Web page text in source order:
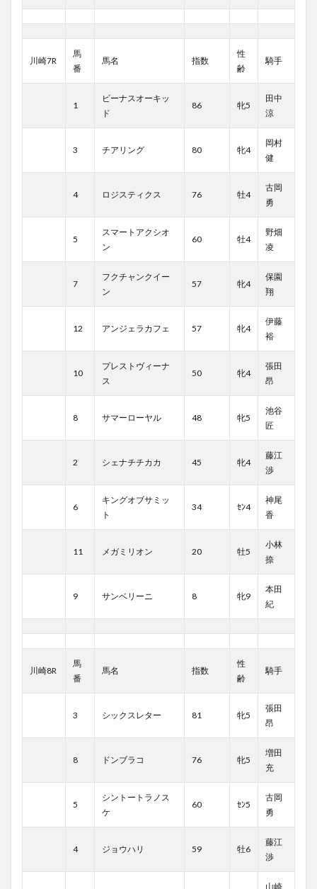
川崎7R
馬
番
馬名 指数
性
齢
騎手
1
ビーナスオーキッ
ド
86 牝5
田中
涼
3 チアリング 80 牝4
岡村
健
4 ロジスティクス 76 牡4
古岡
勇
5
スマートアクシオ
ン
60 牡4
野畑
凌
7
フクチャンクイー
ン
57 牝4
保園
翔
12 アンジェラカフェ 57 牝4
伊藤
裕
10
プレストヴィーナ
ス
50 牝4
張田
昂
8 サマーローヤル 48 牝5
池谷
匠
2 シェナチチカカ 45 牝4
藤江
渉
6
キングオブサミッ
ト
34 ｾﾝ4
神尾
香
11 メガミリオン 20 牡5
小林
捺
9 サンベリーニ 8 牝9
本田
紀
川崎8R
馬
番
馬名 指数
性
齢
騎手
3 シックスレター 81 牝5
張田
昂
8 ドンブラコ 76 牝5
増田
充
5
シントートラノス
ケ
60 ｾﾝ5
古岡
勇
4 ジョウハリ 59 牡6
藤江
渉
山崎